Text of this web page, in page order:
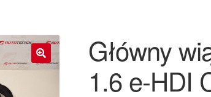
🔍
Główny
1.6 e-HDI